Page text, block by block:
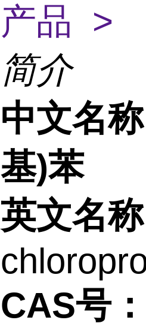
产品 >
简介
中文名
基)苯
英文名称
CAS号：